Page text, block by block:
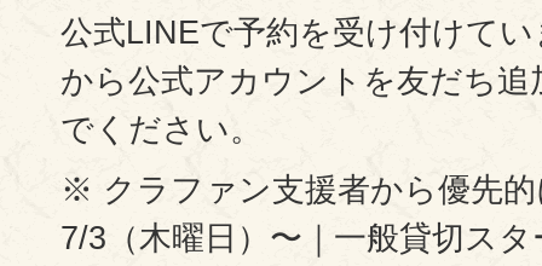
公式LINEで予約を受け付けて
から公式アカウントを友だち
でください。
※ クラファン支援者から優先
7/3（木曜日）〜｜一般貸切ス